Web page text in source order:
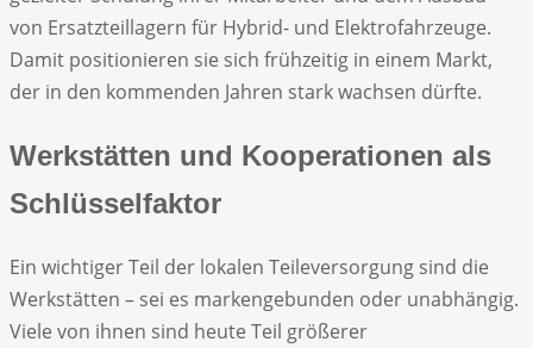
von Ersatzteillagern für Hybrid- und Elektrofahrzeuge.
Damit positionieren sie sich frühzeitig in einem Markt,
der in den kommenden Jahren stark wachsen dürfte.
Werkstätten und Kooperationen als
Schlüsselfaktor
Ein wichtiger Teil der lokalen Teileversorgung sind die
Werkstätten – sei es markengebunden oder unabhängig.
Viele von ihnen sind heute Teil größerer